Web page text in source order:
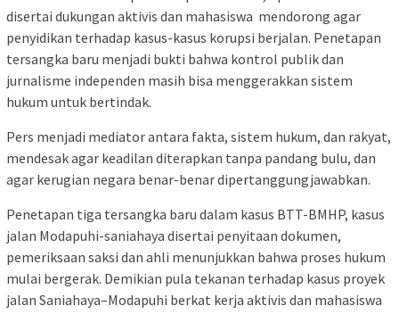
disertai dukungan aktivis dan mahasiswa mendorong agar
penyidikan terhadap kasus-kasus korupsi berjalan. Penetapan
tersangka baru menjadi bukti bahwa kontrol publik dan
jurnalisme independen masih bisa menggerakkan sistem
hukum untuk bertindak.
Pers menjadi mediator antara fakta, sistem hukum, dan rakyat,
mendesak agar keadilan diterapkan tanpa pandang bulu, dan
agar kerugian negara benar-benar dipertanggungjawabkan.
Penetapan tiga tersangka baru dalam kasus BTT-BMHP, kasus
jalan Modapuhi-saniahaya disertai penyitaan dokumen,
pemeriksaan saksi dan ahli menunjukkan bahwa proses hukum
mulai bergerak. Demikian pula tekanan terhadap kasus proyek
jalan Saniahaya–Modapuhi berkat kerja aktivis dan mahasiswa